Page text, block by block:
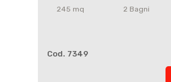
245 mq 2 Bagni
Cod. 7349